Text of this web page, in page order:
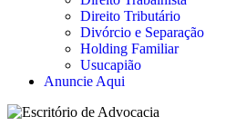
Direito Tributário
Divórcio e Separação
Holding Familiar
Usucapião
Anuncie Aqui